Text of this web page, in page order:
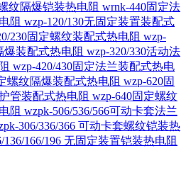
纹隔爆铠装热电阻 wrnk-440固定法
阻 wzp-120/130无固定装置装配式
230固定螺纹装配式热电阻 wzp-
爆装配式热电阻 wzp-320/330活动法
wzp-420/430固定法兰装配式热电
螺纹隔爆装配式热电阻 wzp-620固
管装配式热电阻 wzp-640固定螺纹
阻 wzpk-506/536/566可动卡套法兰
306/336/366 可动卡套螺纹铠装热
136/166/196 无固定装置铠装热电阻